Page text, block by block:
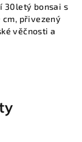
30letý bonsai s
cm, přivezený
věčnosti a